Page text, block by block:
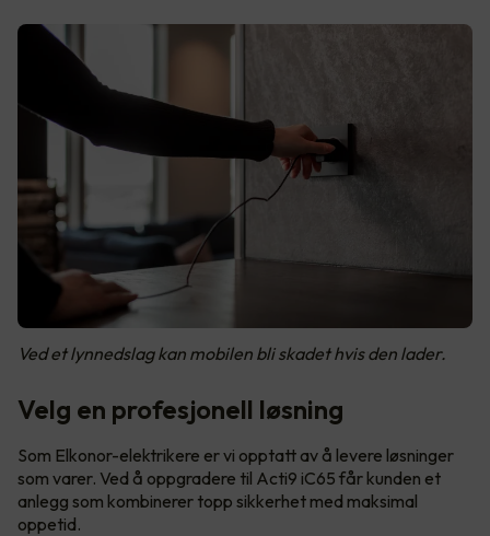
Ved et lynnedslag kan mobilen bli skadet hvis den lader.
Velg en profesjonell løsning
Som Elkonor-elektrikere er vi opptatt av å levere løsninger
som varer. Ved å oppgradere til Acti9 iC65 får kunden et
anlegg som kombinerer topp sikkerhet med maksimal
oppetid.